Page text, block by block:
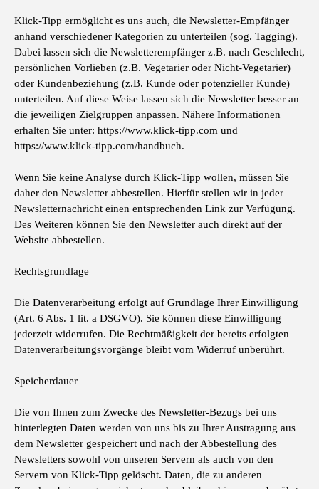
Klick-Tipp ermöglicht es uns auch, die Newsletter-Empfänger
anhand verschiedener Kategorien zu unterteilen (sog. Tagging).
Dabei lassen sich die Newsletterempfänger z.B. nach Geschlecht,
persönlichen Vorlieben (z.B. Vegetarier oder Nicht-Vegetarier)
oder Kundenbeziehung (z.B. Kunde oder potenzieller Kunde)
unterteilen. Auf diese Weise lassen sich die Newsletter besser an
die jeweiligen Zielgruppen anpassen. Nähere Informationen
erhalten Sie unter: https://www.klick-tipp.com und
https://www.klick-tipp.com/handbuch.
Wenn Sie keine Analyse durch Klick-Tipp wollen, müssen Sie
daher den Newsletter abbestellen. Hierfür stellen wir in jeder
Newsletternachricht einen entsprechenden Link zur Verfügung.
Des Weiteren können Sie den Newsletter auch direkt auf der
Website abbestellen.
Rechtsgrundlage
Die Datenverarbeitung erfolgt auf Grundlage Ihrer Einwilligung
(Art. 6 Abs. 1 lit. a DSGVO). Sie können diese Einwilligung
jederzeit widerrufen. Die Rechtmäßigkeit der bereits erfolgten
Datenverarbeitungsvorgänge bleibt vom Widerruf unberührt.
Speicherdauer
Die von Ihnen zum Zwecke des Newsletter-Bezugs bei uns
hinterlegten Daten werden von uns bis zu Ihrer Austragung aus
dem Newsletter gespeichert und nach der Abbestellung des
Newsletters sowohl von unseren Servern als auch von den
Servern von Klick-Tipp gelöscht. Daten, die zu anderen